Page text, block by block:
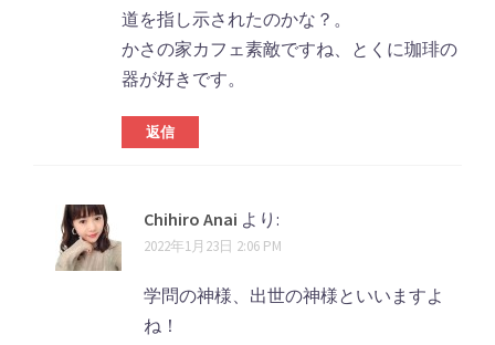
道を指し示されたのかな？。
かさの家カフェ素敵ですね、とくに珈琲の
器が好きです。
返信
Chihiro Anai より:
2022年1月23日 2:06 PM
学問の神様、出世の神様といいますよ
ね！